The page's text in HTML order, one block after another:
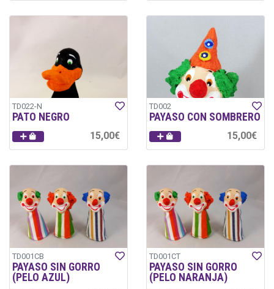
TD022-N
PATO NEGRO
15,00€
TD002
PAYASO CON SOMBRERO
15,00€
TD001CB
PAYASO SIN GORRO
(PELO AZUL)
TD001CT
PAYASO SIN GORRO
(PELO NARANJA)